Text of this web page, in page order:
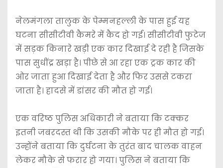
नेलमंगला तालुक के पेम्मनहल्ली के पास हुई यह
घटना सीसीटीवी कैमरे में कैद हो गई। सीसीटीवी फुटेज
में सड़क किनारे खड़ी एक कार दिखाई दे रही है जिसके
पास सुधींद्र खड़ा है। पीछे से आ रहा एक ट्रक कार की
ओर जाता हुआ दिखाई देता है और फिर उससे टकरा
जाता है। हादसे में डांसर की मौत हो गई।
एक वरिष्ठ पुलिस अधिकारी ने बताया कि टक्कर
इतनी जबरदस्त थी कि उसकी मौके पर ही मौत हो गई।
उन्होंने बताया कि दुर्घटना के तुरंत बाद चालक वाहन
लेकर मौके से फरार हो गया। पुलिस ने बताया कि